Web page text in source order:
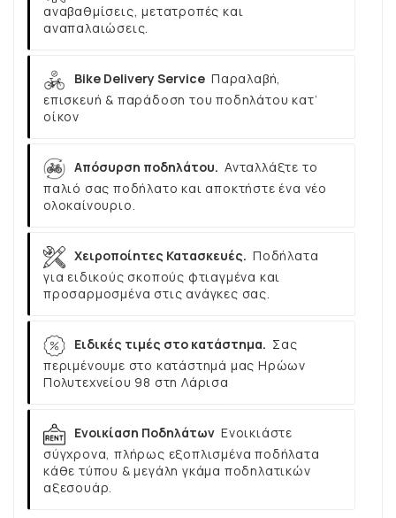
αναβαθμίσεις, μετατροπές και
αναπαλαιώσεις.
Bike Delivery Service Παραλαβή,
επισκευή & παράδοση του ποδηλάτου κατ’
οίκον
Απόσυρση ποδηλάτου. Ανταλλάξτε το
παλιό σας ποδήλατο και αποκτήστε ένα νέο
ολοκαίνουριο.
Χειροποίητες Κατασκευές. Ποδήλατα
για ειδικούς σκοπούς φτιαγμένα και
προσαρμοσμένα στις ανάγκες σας.
Ειδικές τιμές στο κατάστημα. Σας
περιμένουμε στο κατάστημά μας Ηρώων
Πολυτεχνείου 98 στη Λάρισα
Ενοικίαση Ποδηλάτων Ενοικιάστε
σύγχρονα, πλήρως εξοπλισμένα ποδήλατα
κάθε τύπου & μεγάλη γκάμα ποδηλατικών
αξεσουάρ.